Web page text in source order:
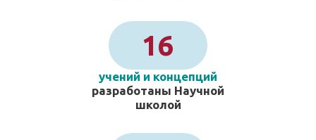
16
учений и концепций
разработаны Научной
школой